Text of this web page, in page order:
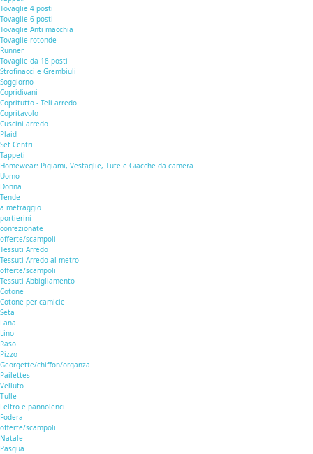
Tovaglie 4 posti
Tovaglie 6 posti
Tovaglie Anti macchia
Tovaglie rotonde
Runner
Tovaglie da 18 posti
Strofinacci e Grembiuli
Soggiorno
Copridivani
Copritutto - Teli arredo
Copritavolo
Cuscini arredo
Plaid
Set Centri
Tappeti
Homewear: Pigiami, Vestaglie, Tute e Giacche da camera
Uomo
Donna
Tende
a metraggio
portierini
confezionate
offerte/scampoli
Tessuti Arredo
Tessuti Arredo al metro
offerte/scampoli
Tessuti Abbigliamento
Cotone
Cotone per camicie
Seta
Lana
Lino
Raso
Pizzo
Georgette/chiffon/organza
Pailettes
Velluto
Tulle
Feltro e pannolenci
Fodera
offerte/scampoli
Natale
Pasqua